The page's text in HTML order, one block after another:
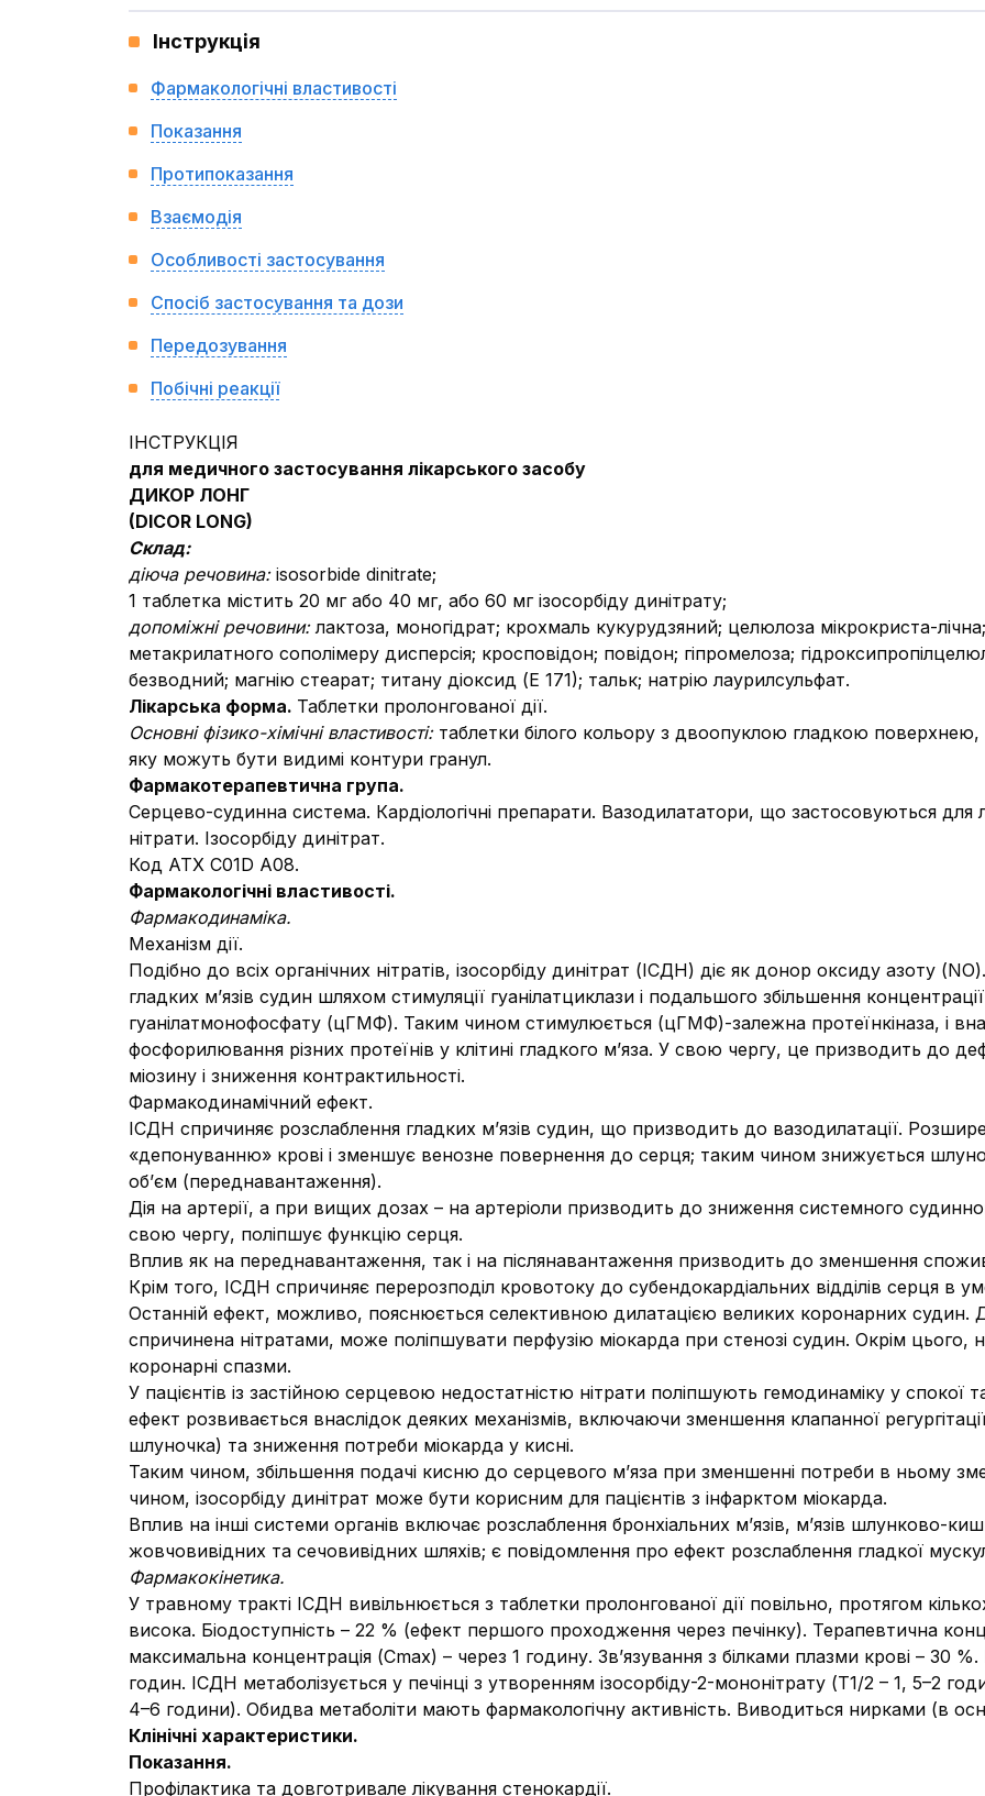
Інструкція
Фармакологічні властивості
Показання
Протипоказання
Взаємодія
Особливості застосування
Спосіб застосування та дози
Передозування
Побічні реакції
ІНСТРУКЦІЯ
для медичного застосування лікарського засобу
ДИКОР ЛОНГ
(DIСOR LONG)
Склад:
діюча речовина: isosorbide dinitrate;
1 таблетка містить 20 мг або 40 мг, або 60 мг ізосорбіду динітрату;
допоміжні речовини:лактоза, моногідрат; крохмаль кукурудзяний; целюлоза мікрокриста-
метакрилатного сополімеру дисперсія; кросповідон; повідон; гіпромелоза;
безводний; магнію стеарат; титану діоксид (Е 171); тальк; натрію лаурилсульфат.
Лікарська форма. Таблетки пролонгованої дії.
Основні фізико-хімічні властивості: таблетки білого кольору з двоопуклою гладкою
яку можуть бути видимі контури гранул.
Фармакотерапевтична група.
Серцево-судинна система. Кардіологічні препарати. Вазодилататори, що застосовуються для
нітрати. Ізосорбіду динітрат.
Код АТХ C01D A08.
Фармакологічні властивості.
Фармакодинаміка.
Механізм дії.
Подібно до всіх органічних нітратів, ізосорбіду динітрат (ІСДН) діє як донор оксиду азоту
гладких м’язів судин шляхом стимуляції гуанілатциклази і подальшого збільшення
гуанілатмонофосфату (цГМФ). Таким чином стимулюється (цГМФ)-залежна протеїнкіназа, і
фосфорилювання різних протеїнів у клітині гладкого м’яза. У свою чергу, це призводить до
міозину і зниження контрактильності.
Фармакодинамічний ефект.
ІСДН спричиняє розслаблення гладких м’язів судин, що призводить до вазодилатації.
«депонуванню» крові і зменшує венозне повернення до серця; таким чином знижується
об’єм (переднавантаження).
Дія на артерії, а при вищих дозах – на артеріоли призводить до зниження системного
свою чергу, поліпшує функцію серця.
Вплив як на переднавантаження, так і на післянавантаження призводить до зменшення
Крім того, ІСДН спричиняє перерозподіл кровотоку до субендокардіальних відділів серця в
Останній ефект, можливо, пояснюється селективною дилатацією великих коронарних судин.
спричинена нітратами, може поліпшувати перфузію міокарда при стенозі судин. Окрім цього,
коронарні спазми.
У пацієнтів із застійною серцевою недостатністю нітрати поліпшують гемодинаміку у
ефект розвивається внаслідок деяких механізмів, включаючи зменшення клапанної
шлуночка) та зниження потреби міокарда у кисні.
Таким чином, збільшення подачі кисню до серцевого м’яза при зменшенні потреби в ньому
чином, ізосорбіду динітрат може бути корисним для пацієнтів з інфарктом міокарда.
Вплив на інші системи органів включає розслаблення бронхіальних м’язів, м’язів шлунково-
жовчовивідних та сечовивідних шляхів; є повідомлення про ефект розслаблення гладкої
Фармакокінетика.
У травному тракті ІСДН вивільнюється з таблетки пролонгованої дії повільно, протягом
висока. Біодоступність – 22 % (ефект першого проходження через печінку). Терапевтична
максимальна концентрація (Cmax) – через 1 годину. Зв’язування з білками плазми крові – 30
годин. ІСДН метаболізується у печінці з утворенням ізосорбіду-2-мононітрату (Т1/2 – 1, 5–2
4–6 години). Обидва метаболіти мають фармакологічну активність. Виводиться нирками (в
Клiнiчнi характеристики.
Показання.
Профілактика та довготривале лікування стенокардії.